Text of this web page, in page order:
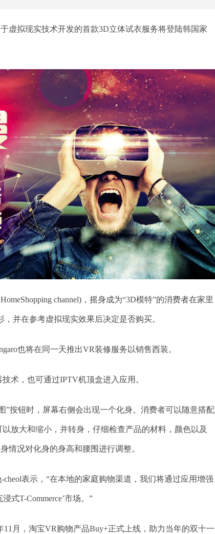
拟现实技术开发的首款3D立体试衣服务将登陆韩国家
channel)，摇身成为“3D模特”的消费者在家里
并在参考虚拟现实效果后决定是否购买。
也将在同一天推出VR装修服务以销售西装。
，也可通过IPTV机顶盒进入应用。
钮时，屏幕右侧会出现一个化身。消费者可以随意搭配
放大和缩小，并转身，仔细检查产品的材料，颜色以及
情况对化身的身高和腰围进行调整。
表示，“在本地的家庭购物渠道，我们将通过应用增强
式T-Commerce’市场。”
月，淘宝VR购物产品Buy+正式上线，助力当年的双十一